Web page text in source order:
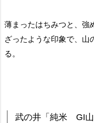
薄まったはちみつと、強
ざったような印象で、山
る。
武の井「純米 GI